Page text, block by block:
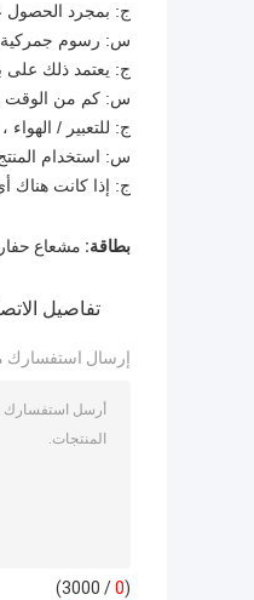
ج: بمجرد الحصول
س: رسوم جمركية
ج: يعتمد ذلك على
س: كم من الوقت
ج: للتعبير / الهواء ، يستغرق الأمر حوالي 5 أيام.بالنسبة
س: استخدام
ج: إذا كانت هناك
بطاقة: مشعاع
تفاصيل
إرسال استفسارك
(
0
/ 3000)